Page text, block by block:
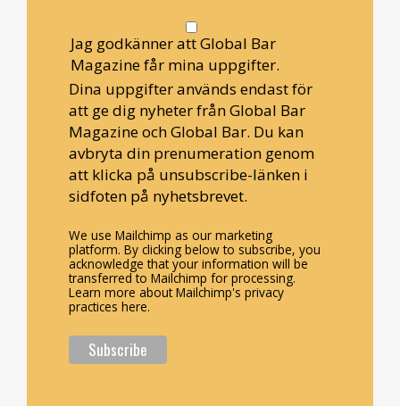
Jag godkänner att Global Bar
Magazine får mina uppgifter.
Dina uppgifter används endast för
att ge dig nyheter från Global Bar
Magazine och Global Bar. Du kan
avbryta din prenumeration genom
att klicka på unsubscribe-länken i
sidfoten på nyhetsbrevet.
We use Mailchimp as our marketing
platform. By clicking below to subscribe, you
acknowledge that your information will be
transferred to Mailchimp for processing.
Learn more about Mailchimp's privacy
practices here.